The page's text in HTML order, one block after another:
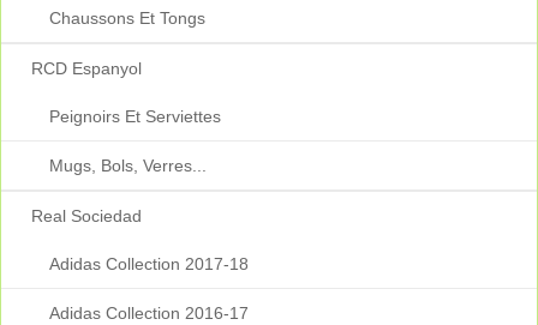
Chaussons Et Tongs
RCD Espanyol
Peignoirs Et Serviettes
Mugs, Bols, Verres...
Real Sociedad
Adidas Collection 2017-18
Adidas Collection 2016-17